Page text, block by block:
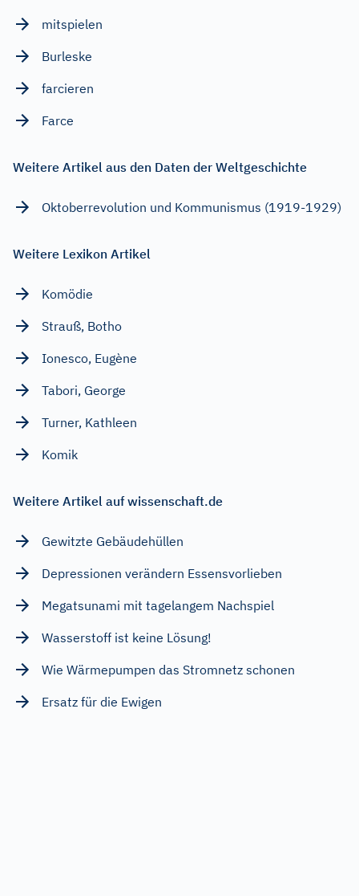
mitspielen
Burleske
farcieren
Farce
Weitere Artikel aus den Daten der Weltgeschichte
Oktoberrevolution und Kommunismus (1919-1929)
Weitere Lexikon Artikel
Komödie
Strauß, Botho
Ionesco, Eugène
Tabori, George
Turner, Kathleen
Komik
Weitere Artikel auf wissenschaft.de
Gewitzte Gebäudehüllen
Depressionen verändern Essensvorlieben
Megatsunami mit tagelangem Nachspiel
Wasserstoff ist keine Lösung!
Wie Wärmepumpen das Stromnetz schonen
Ersatz für die Ewigen